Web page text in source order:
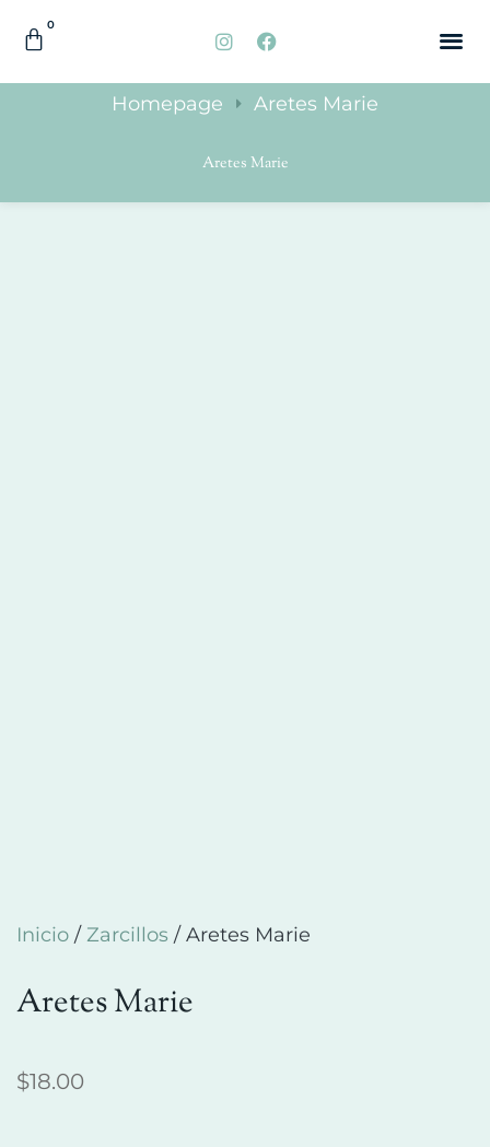
0
Homepage Aretes Marie
Aretes Marie
Inicio /Zarcillos / Aretes Marie
Aretes Marie
$18.00